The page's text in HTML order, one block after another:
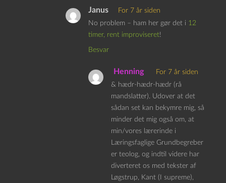
Janus
For 7 år siden
No problem – ham her gør det i 12
timer, rent improviseret!
Besvar
Henning
For 7 år siden
& hædr-hædr-hædr (rå
mandslatter). Udover at det
sådan set kan bekymre mig, så
minder det mig også om, at
min/vores lærerinde i
Læringsfaglige Grundbegreber
er teolog, og indtil videre har
diverteret os med tekster af
Løgstrup, Kant (I supreme),